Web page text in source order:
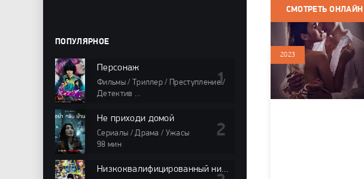
СМОТРЕТЬ ОНЛАЙН
2023
ПОПУЛЯРНОЕ
Персонаж
Фильмы / Триллер / Преступление /
Детектив
Не приходи домой
Сериалы / Драма / Ужасы
98 мин
Низкоквалифицированный ниндзя